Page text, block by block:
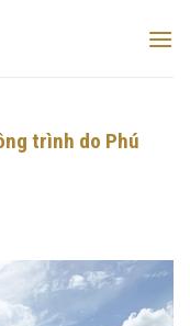
trình do Phú